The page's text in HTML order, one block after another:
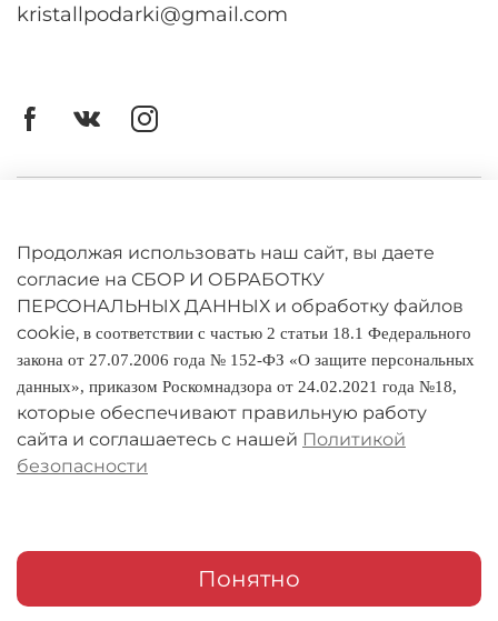
Оферта
Политика конфиденциальности
Оплата и доставка
Условия обмена и возврата
Реквизиты
kristallpodarki@gmail.com
Продолжая использовать наш сайт, вы даете
согласие на СБОР И ОБРАБОТКУ
ПЕРСОНАЛЬНЫХ ДАННЫХ и обработку файлов
cookie, в соответствии с частью 2 статьи 18.1 Федерального
закона от 27.07.2006 года № 152-ФЗ «О защите персональных
данных», приказом Роскомнадзора от 24.02.2021 года №18,
которые обеспечивают правильную работу
сайта и соглашаетесь с нашей Политикой
безопасности
Понятно